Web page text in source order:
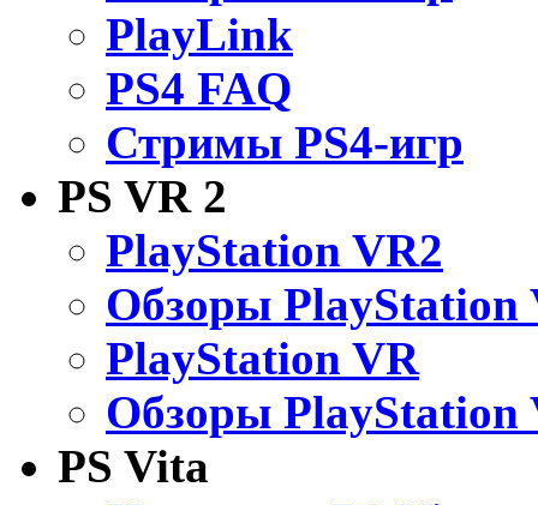
PlayLink
PS4 FAQ
Стримы PS4-игр
PS VR 2
PlayStation VR2
Обзоры PlayStation
PlayStation VR
Обзоры PlayStation
PS Vita